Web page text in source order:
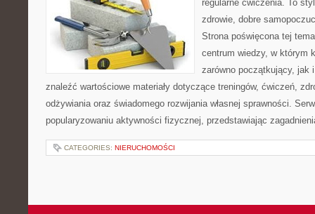
regularne ćwiczenia. To
zdrowie, dobre
Strona poświęcona tej
centrum wiedzy, w którym
zarówno początkujący, jak
znaleźć wartościowe materiały dotyczące treningów, ćwiczeń,
odżywiania oraz świadomego rozwijania własnej sprawności.
popularyzowaniu aktywności fizycznej, przedstawiając
CATEGORIES: NIERUCHOMOŚCI